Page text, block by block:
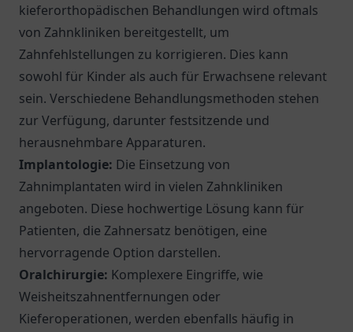
kieferorthopädischen Behandlungen wird oftmals
von Zahnkliniken bereitgestellt, um
Zahnfehlstellungen zu korrigieren. Dies kann
sowohl für Kinder als auch für Erwachsene relevant
sein. Verschiedene Behandlungsmethoden stehen
zur Verfügung, darunter festsitzende und
herausnehmbare Apparaturen.
Implantologie: Die Einsetzung von
Zahnimplantaten wird in vielen Zahnkliniken
angeboten. Diese hochwertige Lösung kann für
Patienten, die Zahnersatz benötigen, eine
hervorragende Option darstellen.
Oralchirurgie: Komplexere Eingriffe, wie
Weisheitszahnentfernungen oder
Kieferoperationen, werden ebenfalls häufig in